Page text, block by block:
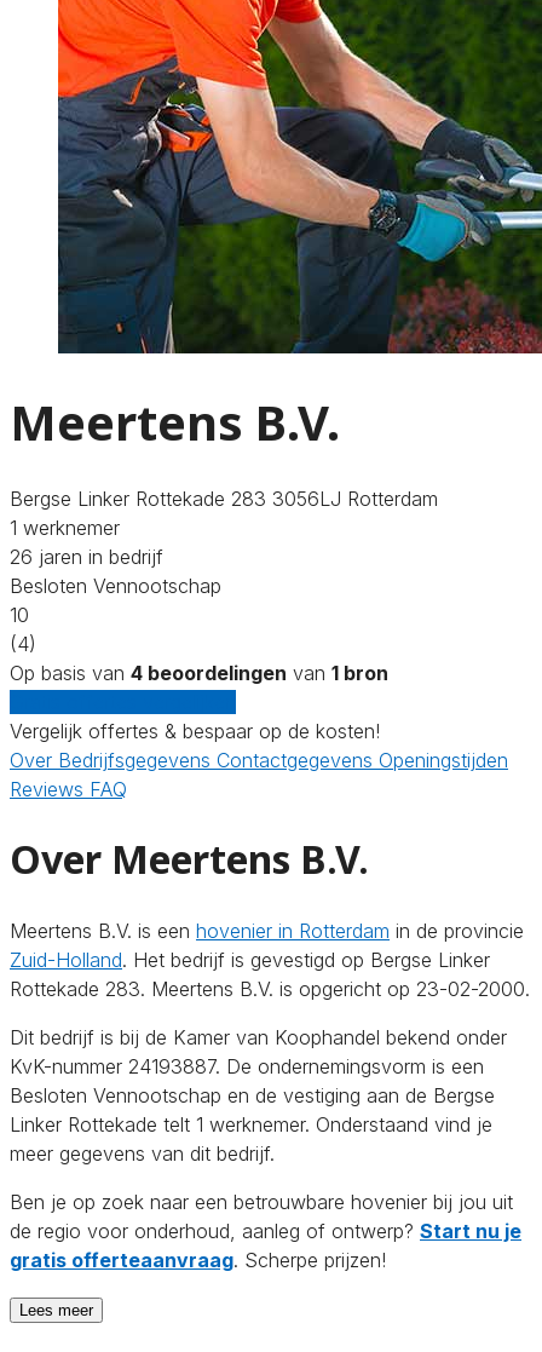
Meertens B.V.
Bergse Linker Rottekade 283 3056LJ Rotterdam
1 werknemer
26 jaren in bedrijf
Besloten Vennootschap
10
(4)
Op basis van 4 beoordelingen van 1 bron
Vergelijk offertes & bespaar op de kosten!
Over Bedrijfsgegevens Contactgegevens Openingstijden
Reviews FAQ
Over Meertens B.V.
Meertens B.V. is een hovenier in Rotterdam in de provincie
Zuid-Holland. Het bedrijf is gevestigd op Bergse Linker
Rottekade 283. Meertens B.V. is opgericht op 23-02-2000.
Dit bedrijf is bij de Kamer van Koophandel bekend onder
KvK-nummer 24193887. De ondernemingsvorm is een
Besloten Vennootschap en de vestiging aan de Bergse
Linker Rottekade telt 1 werknemer. Onderstaand vind je
meer gegevens van dit bedrijf.
Ben je op zoek naar een betrouwbare hovenier bij jou uit
de regio voor onderhoud, aanleg of ontwerp? Start nu je
gratis offerteaanvraag. Scherpe prijzen!
Lees meer